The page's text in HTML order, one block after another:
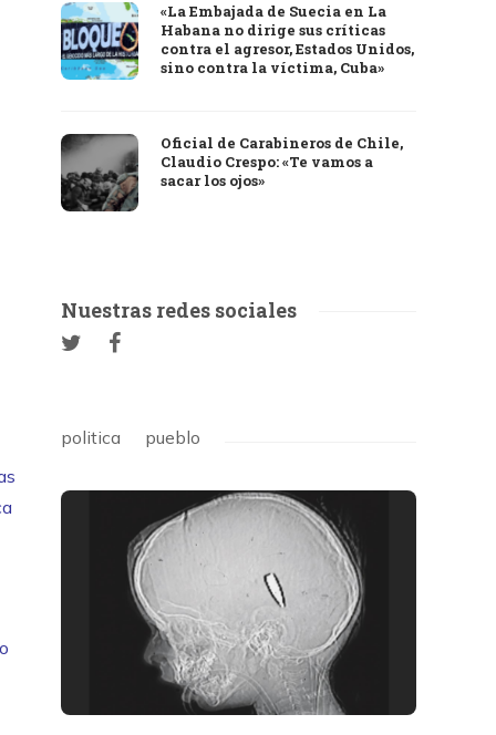
«La Embajada de Suecia en La
Habana no dirige sus críticas
contra el agresor, Estados Unidos,
sino contra la víctima, Cuba»
Oficial de Carabineros de Chile,
Claudio Crespo: «Te vamos a
sacar los ojos»
Nuestras redes sociales
politica pueblo